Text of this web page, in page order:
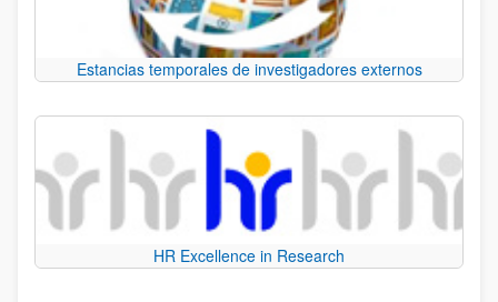
Estancias temporales de investigadores externos
HR Excellence in Research